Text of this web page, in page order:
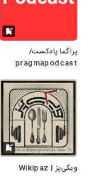
پراگما پادکست/
pragmapodcast
ویکی‌پز | Wikipaz